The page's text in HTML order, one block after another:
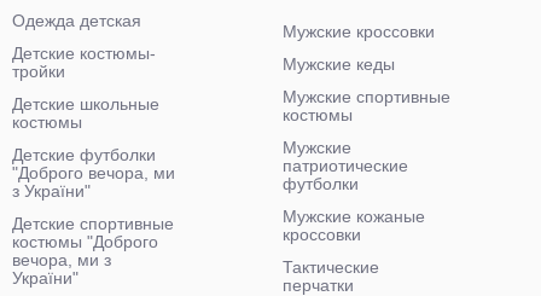
Одежда детская
Детские костюмы-
тройки
Детские школьные
костюмы
Детские футболки
"Доброго вечора, ми
з України"
Детские спортивные
костюмы "Доброго
вечора, ми з
України"
Мужские кроссовки
Мужские кеды
Мужские спортивные
костюмы
Мужские
патриотические
футболки
Мужские кожаные
кроссовки
Тактические
перчатки